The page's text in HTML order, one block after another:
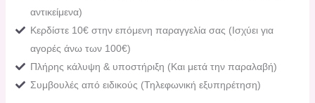
αντικείμενα)
Κερδίστε 10€ στην επόμενη παραγγελία σας (Ισχύει για
αγορές άνω των 100€)
Πλήρης κάλυψη & υποστήριξη (Και μετά την παραλαβή)
Συμβουλές από ειδικούς (Τηλεφωνική εξυπηρέτηση)